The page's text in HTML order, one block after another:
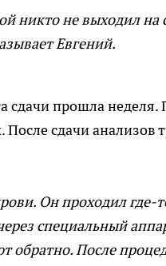
никто не выходил на
Евгений.
сдачи прошла
сдачи анализов
Он проходил где-
специальный
обратно. После